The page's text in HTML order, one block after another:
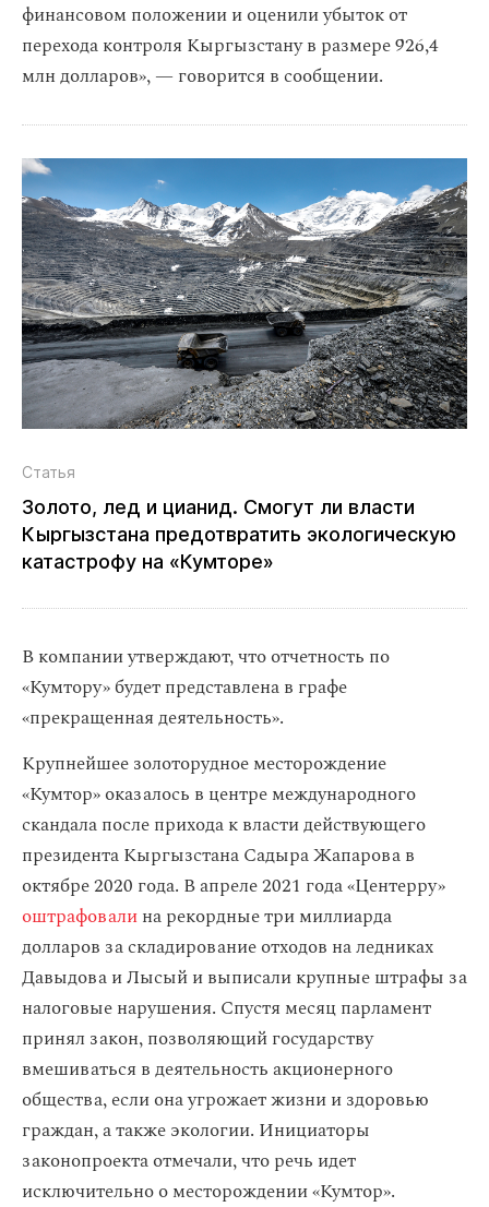
финансовом положении и оценили убыток от
перехода контроля Кыргызстану в размере 926,4
млн долларов», — говорится в сообщении.
Статья
Золото, лед и цианид. Смогут ли власти
Кыргызстана предотвратить экологическую
катастрофу на «Кумторе»
В компании утверждают, что отчетность по
«Кумтору» будет представлена в графе
«прекращенная деятельность».
Крупнейшее золоторудное месторождение
«Кумтор» оказалось в центре международного
скандала после прихода к власти действующего
президента Кыргызстана Садыра Жапарова в
октябре 2020 года. В апреле 2021 года «Центерру»
оштрафовалина рекордные три миллиарда
долларов за складирование отходов на ледниках
Давыдова и Лысый и выписали крупные штрафы за
налоговые нарушения. Спустя месяц парламент
принял закон, позволяющий государству
вмешиваться в деятельность акционерного
общества, если она угрожает жизни и здоровью
граждан, а также экологии. Инициаторы
законопроекта отмечали, что речь идет
исключительно о месторождении «Кумтор».